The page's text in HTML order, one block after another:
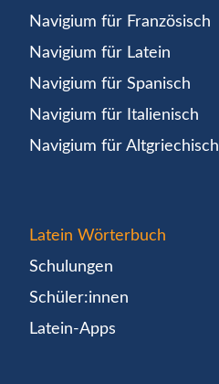
Navigium für Französisch
Navigium für Latein
Navigium für Spanisch
Navigium für Italienisch
Navigium für Altgriechisch
Latein Wörterbuch
Schulungen
Schüler:innen
Latein-Apps